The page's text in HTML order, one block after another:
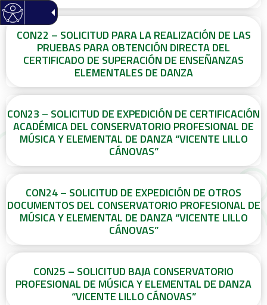
CON22 – SOLICITUD PARA LA REALIZACIÓN DE LAS
PRUEBAS PARA OBTENCIÓN DIRECTA DEL
CERTIFICADO DE SUPERACIÓN DE ENSEÑANZAS
ELEMENTALES DE DANZA
CON23 – SOLICITUD DE EXPEDICIÓN DE CERTIFICACIÓN
ACADÉMICA DEL CONSERVATORIO PROFESIONAL DE
MÚSICA Y ELEMENTAL DE DANZA “VICENTE LILLO
CÁNOVAS”
CON24 – SOLICITUD DE EXPEDICIÓN DE OTROS
DOCUMENTOS DEL CONSERVATORIO PROFESIONAL DE
MÚSICA Y ELEMENTAL DE DANZA “VICENTE LILLO
CÁNOVAS”
CON25 – SOLICITUD BAJA CONSERVATORIO
PROFESIONAL DE MÚSICA Y ELEMENTAL DE DANZA
“VICENTE LILLO CÁNOVAS”